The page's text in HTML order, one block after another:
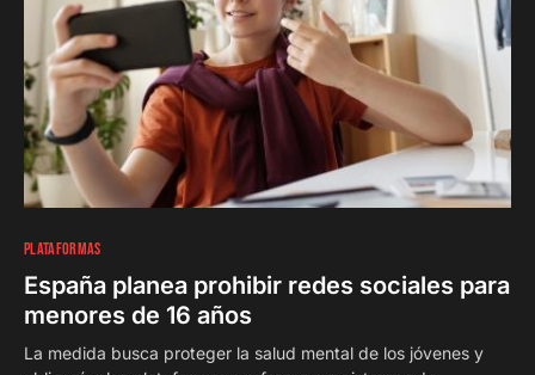
PLATAFORMAS
España planea prohibir redes sociales para
menores de 16 años
La medida busca proteger la salud mental de los jóvenes y